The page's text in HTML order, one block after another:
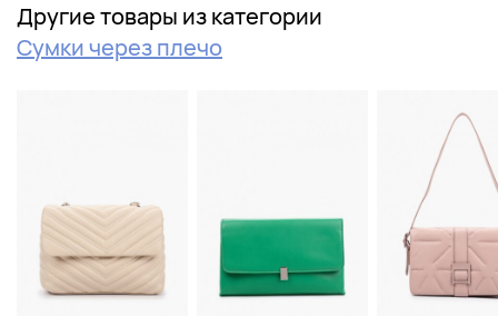
Другие товары из категории
Сумки через плечо